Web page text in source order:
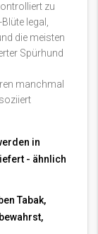
zu
legal,
die meisten
Spürhund
manchmal
in
- ähnlich
Tabak,